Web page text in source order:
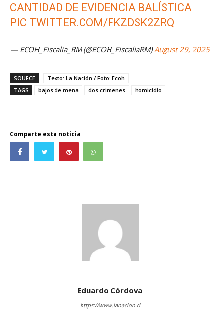
CANTIDAD DE EVIDENCIA BALÍSTICA.
PIC.TWITTER.COM/FKZDSK2ZRQ
— ECOH_Fiscalia_RM (@ECOH_FiscaliaRM)August 29, 2025
SOURCE
Texto: La Nación / Foto: Ecoh
TAGS
bajos de mena dos crimenes homicidio
Comparte esta noticia
Eduardo Córdova
https://www.lanacion.cl